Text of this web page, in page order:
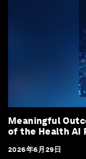
Meaningful
of the Health AI
2026年6月29日